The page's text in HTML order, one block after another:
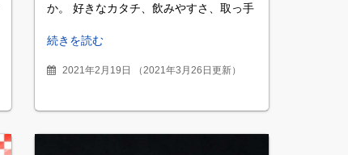
か。 好きなカタチ、飲みやすさ、取っ手
続きを読む
2021年2月19日 （ 2021年3月26日更新）